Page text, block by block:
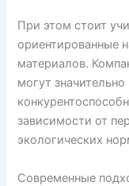
При этом стоит
ориентированные
материалов.
могут
зависимости от
экологических
Современные